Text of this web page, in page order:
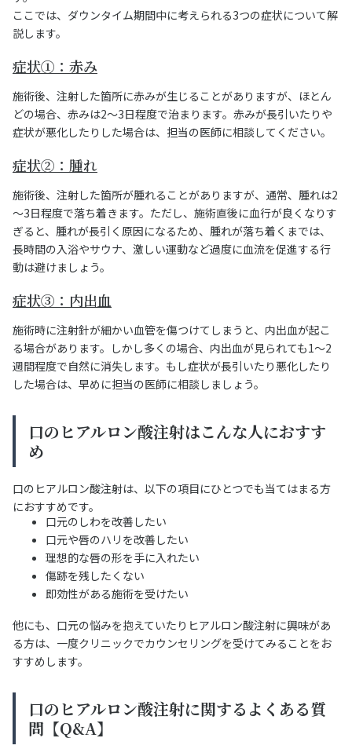
ここでは、ダウンタイム期間中に考えられる3つの症状について解
説します。
症状①：赤み
施術後、注射した箇所に赤みが生じることがありますが、ほとん
どの場合、赤みは2～3日程度で治まります。赤みが長引いたりや
症状が悪化したりした場合は、担当の医師に相談してください。
症状②：腫れ
施術後、注射した箇所が腫れることがありますが、通常、腫れは2
～3日程度で落ち着きます。ただし、施術直後に血行が良くなりす
ぎると、腫れが長引く原因になるため、腫れが落ち着くまでは、
長時間の入浴やサウナ、激しい運動など過度に血流を促進する行
動は避けましょう。
症状③：内出血
施術時に注射針が細かい血管を傷つけてしまうと、内出血が起こ
る場合があります。しかし多くの場合、内出血が見られても1～2
週間程度で自然に消失します。もし症状が長引いたり悪化したり
した場合は、早めに担当の医師に相談しましょう。
口のヒアルロン酸注射はこんな人におすす
め
口のヒアルロン酸注射は、以下の項目にひとつでも当てはまる方
におすすめです。
口元のしわを改善したい
口元や唇のハリを改善したい
理想的な唇の形を手に入れたい
傷跡を残したくない
即効性がある施術を受けたい
他にも、口元の悩みを抱えていたりヒアルロン酸注射に興味があ
る方は、一度クリニックでカウンセリングを受けてみることをお
すすめします。
口のヒアルロン酸注射に関するよくある質
問【Q&A】